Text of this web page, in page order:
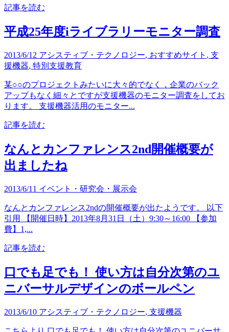
記事を読む
平成25年度iライブラリーモニター調査
2013/6/12 アシスティブ・テクノロジー, おすすめサイト , 支
援機器, 特別支援教育
某○○のプロジェクトみたいに大々的でなく，企業のバック
アップもなく細々とですが支援機器のモニター調査をしてお
ります。 支援機器活用のモニター...
記事を読む
なんとカンファレンス2nd開催概要が
出ましたね
2013/6/11 イベント・研究会・展示会
なんとカンファレンス2ndの開催概要が出たようです。 以下
引用 【開催日時】2013年8月31日（土）9:30～16:00 【参加
費】1,...
記事を読む
口でも足でも！ 使い方は自分次第のユ
ニバーサルデザインのボールペン
2013/6/10 アシスティブ・テクノロジー, 支援機器